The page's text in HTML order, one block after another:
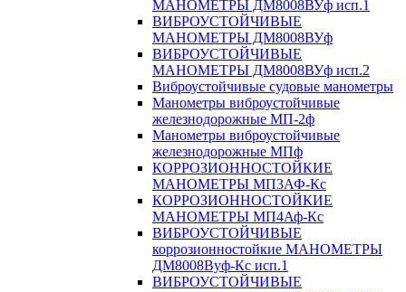
МАНОМЕТРЫ ДМ8008ВУф исп.1
ВИБРОУСТОЙЧИВЫЕ
МАНОМЕТРЫ ДМ8008ВУф
ВИБРОУСТОЙЧИВЫЕ
МАНОМЕТРЫ ДМ8008ВУф исп.2
Виброустойчивые судовые манометры
Манометры виброустойчивые
железнодорожные МП-2ф
Манометры виброустойчивые
железнодорожные МПф
КОРРОЗИОННОСТОЙКИЕ
МАНОМЕТРЫ МП3АФ-Кс
КОРРОЗИОННОСТОЙКИЕ
МАНОМЕТРЫ МП4Аф-Кс
ВИБРОУСТОЙЧИВЫЕ
коррозионностойкие МАНОМЕТРЫ
ДМ8008Вуф-Кс исп.1
ВИБРОУСТОЙЧИВЫЕ